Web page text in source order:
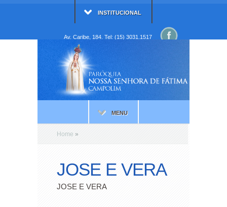
INSTITUCIONAL
Av. Caribe, 184. Tel: (15) 3031.1517
MENU
Home »
JOSE E VERA
JOSE E VERA